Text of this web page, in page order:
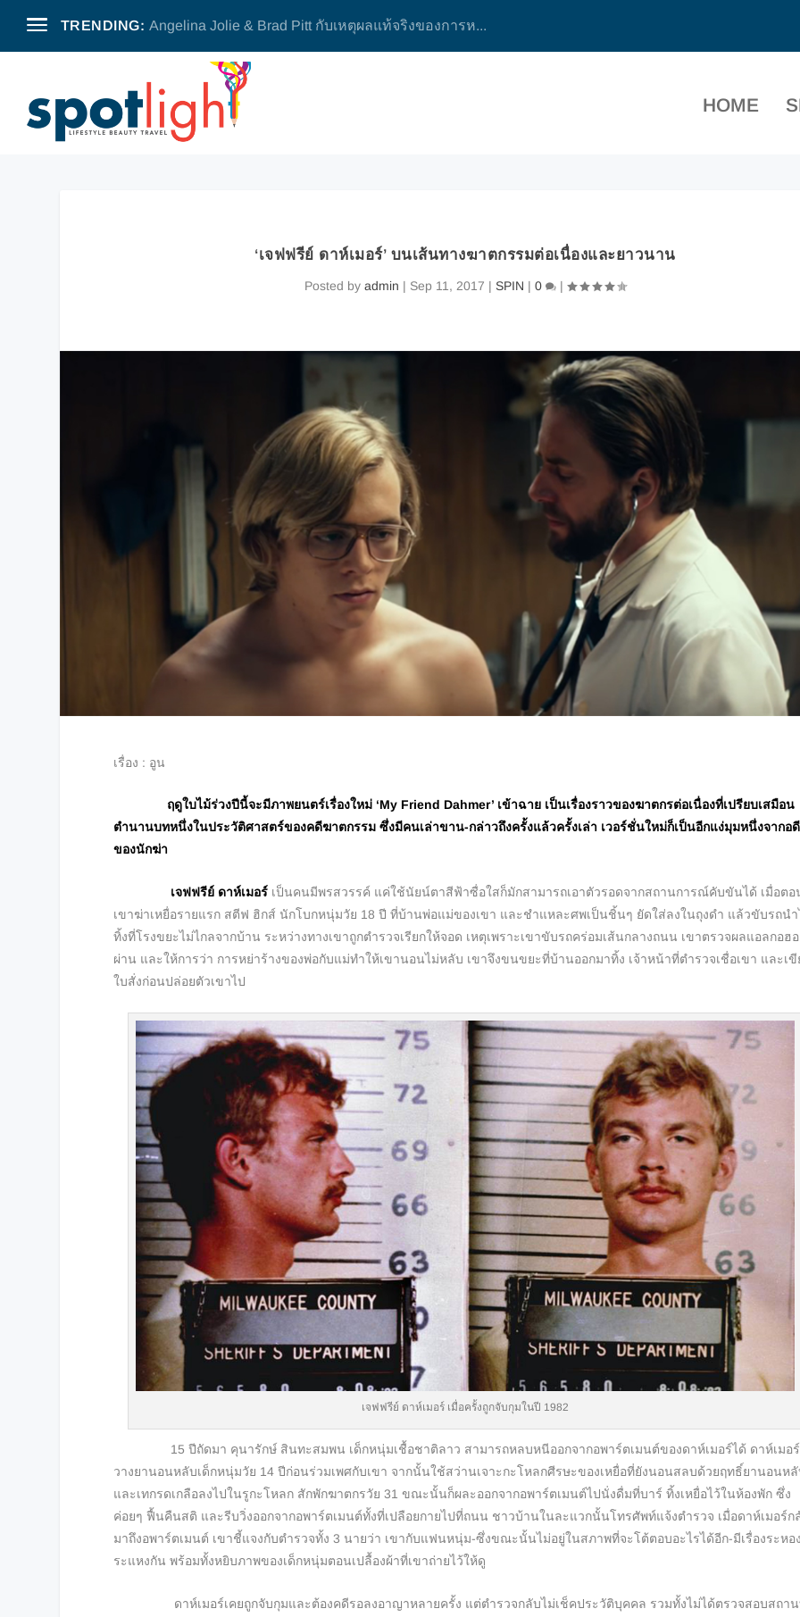
TRENDING: Angelina Jolie & Brad Pitt กับเหตุผลแท้จริงของการห...
HOME
‘เจฟฟรีย์ ดาห์เมอร์’ บนเส้นทางฆาตกรรมต่อเนื่องและยาวนาน
Posted by admin | Sep 11, 2017 | SPIN | 0 |
เรื่อง : อูน
ฤดูใบไม้ร่วงปีนี้จะมีภาพยนตร์เรื่องใหม่ ‘My Friend Dahmer’ เข้าฉาย เป็นเรื่องราวของฆาตกรต่อเนื่องที่เปรียบเสมือน
ตำนานบทหนึ่งในประวัติศาสตร์ของคดีฆาตกรรม ซึ่งมีคนเล่าขาน-กล่าวถึงครั้งแล้วครั้งเล่า เวอร์ชั่นใหม่ก็เป็นอีกแง่มุมหนึ่งจากอ
ของนักฆ่า
เจฟฟรีย์ ดาห์เมอร์ เป็นคนมีพรสวรรค์ แค่ใช้นัยน์ตาสีฟ้าซื่อใสก็มักสามารถเอาตัวรอดจากสถานการณ์คับขันได้ เมื่อตอ
เขาฆ่าเหยื่อรายแรก สตีฟ ฮิกส์ นักโบกหนุ่มวัย 18 ปี ที่บ้านพ่อแม่ของเขา และชำแหละศพเป็นชิ้นๆ ยัดใส่ลงในถุงดำ แล้วขับรถนำ
ทิ้งที่โรงขยะไม่ไกลจากบ้าน ระหว่างทางเขาถูกตำรวจเรียกให้จอด เหตุเพราะเขาขับรถคร่อมเส้นกลางถนน เขาตรวจผลแอลกอฮ
ผ่าน และให้การว่า การหย่าร้างของพ่อกับแม่ทำให้เขานอนไม่หลับ เขาจึงขนขยะที่บ้านออกมาทิ้ง เจ้าหน้าที่ตำรวจเชื่อเขา และเ
ใบสั่งก่อนปล่อยตัวเขาไป
เจฟฟรีย์ ดาห์เมอร์ เมื่อครั้งถูกจับกุมในปี 1982
15 ปีถัดมา คุนารักษ์ สินทะสมพน เด็กหนุ่มเชื้อชาติลาว สามารถหลบหนีออกจากอพาร์ตเมนต์ของดาห์เมอร์ได้ ดาห์เมอร์
วางยานอนหลับเด็กหนุ่มวัย 14 ปีก่อนร่วมเพศกับเขา จากนั้นใช้สว่านเจาะกะโหลกศีรษะของเหยื่อที่ยังนอนสลบด้วยฤทธิ์ยานอนห
และเทกรดเกลือลงไปในรูกะโหลก สักพักฆาตกรวัย 31 ขณะนั้นก็ผละออกจากอพาร์ตเมนต์ไปนั่งดื่มที่บาร์ ทิ้งเหยื่อไว้ในห้องพัก ซึ่ง
ค่อยๆ ฟื้นคืนสติ และรีบวิ่งออกจากอพาร์ตเมนต์ทั้งที่เปลือยกายไปที่ถนน ชาวบ้านในละแวกนั้นโทรศัพท์แจ้งตำรวจ เมื่อดาห์เมอร์ก
มาถึงอพาร์ตเมนต์ เขาชี้แจงกับตำรวจทั้ง 3 นายว่า เขากับแฟนหนุ่ม-ซึ่งขณะนั้นไม่อยู่ในสภาพที่จะโต้ตอบอะไรได้อีก-มีเรื่องระหอง
ระแหงกัน พร้อมทั้งหยิบภาพของเด็กหนุ่มตอนเปลื้องผ้าที่เขาถ่ายไว้ให้ดู
ดาห์เมอร์เคยถูกจับกุมและต้องคดีรอลงอาญาหลายครั้ง แต่ตำรวจกลับไม่เช็คประวัติบุคคล รวมทั้งไม่ได้ตรวจสอบสถา